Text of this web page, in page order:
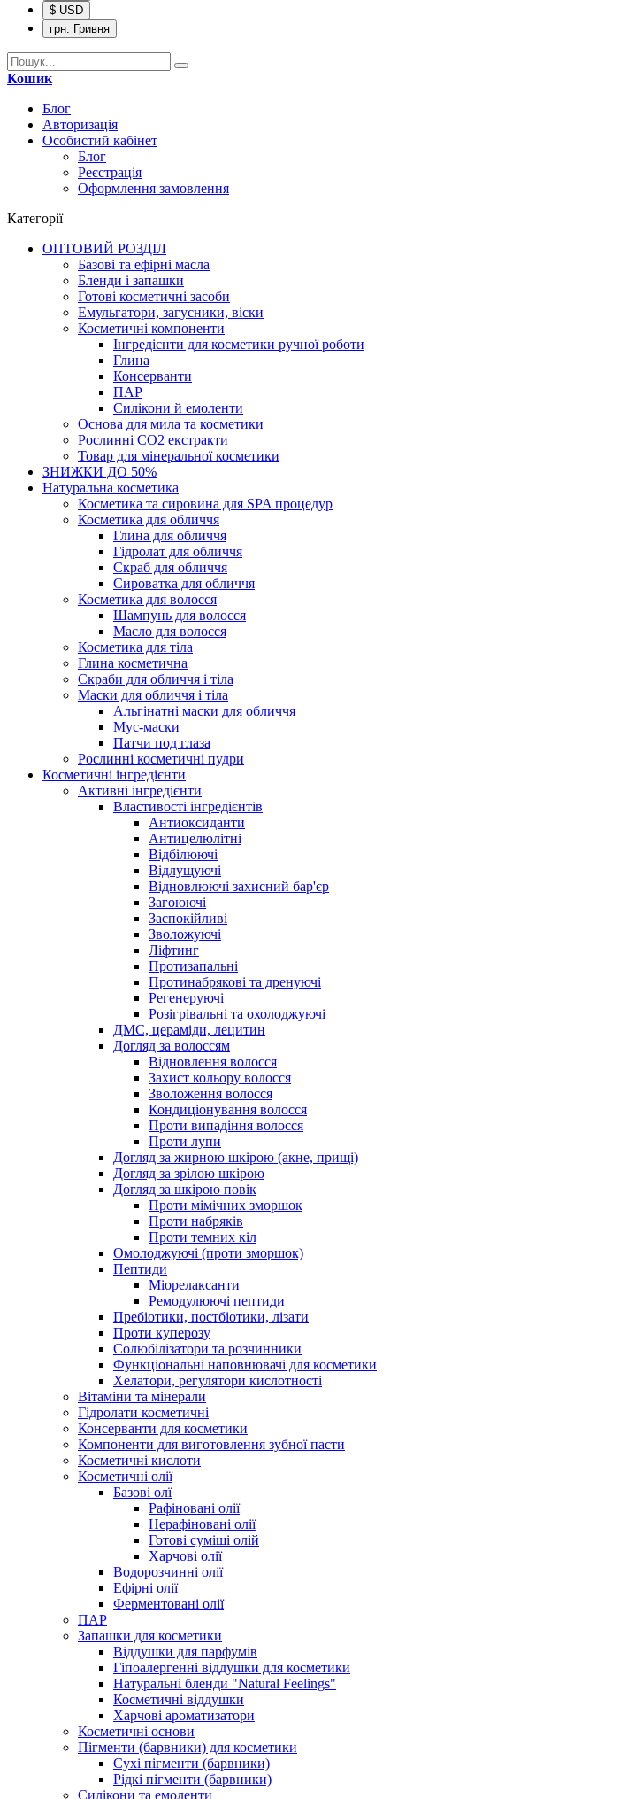
$ USD
грн. Гривня
Кошик
Блог
Авторизація
Особистий кабінет
Блог
Реєстрація
Оформлення замовлення
Категорії
ОПТОВИЙ РОЗДІЛ
Базові та ефірні масла
Бленди і запашки
Готові косметичні засоби
Емульгатори, загусники, віски
Косметичні компоненти
Інгредієнти для косметики ручної роботи
Глина
Консерванти
ПАР
Силікони й емоленти
Основа для мила та косметики
Рослинні СО2 екстракти
Товар для мінеральної косметики
ЗНИЖКИ ДО 50%
Натуральна косметика
Косметика та сировина для SPA процедур
Косметика для обличчя
Глина для обличчя
Гідролат для обличчя
Скраб для обличчя
Сироватка для обличчя
Косметика для волосся
Шампунь для волосся
Масло для волосся
Косметика для тіла
Глина косметична
Скраби для обличчя і тіла
Маски для обличчя і тіла
Альгінатні маски для обличчя
Мус-маски
Патчи под глаза
Рослинні косметичні пудри
Косметичні інгредієнти
Активні інгредієнти
Властивості інгредієнтів
Антиоксиданти
Антицелюлітні
Відбілюючі
Відлущуючі
Відновлюючі захисний бар'єр
Загоюючі
Заспокійливі
Зволожуючі
Ліфтинг
Протизапальні
Протинабрякові та дренуючі
Регенеруючі
Розігрівальні та охолоджуючі
ДМС, цераміди, лецитин
Догляд за волоссям
Відновлення волосся
Захист кольору волосся
Зволоження волосся
Кондиціонування волосся
Проти випадіння волосся
Проти лупи
Догляд за жирною шкірою (акне, прищі)
Догляд за зрілою шкірою
Догляд за шкірою повік
Проти мімічних зморшок
Проти набряків
Проти темних кіл
Омолоджуючі (проти зморшок)
Пептиди
Міорелаксанти
Ремодулюючі пептиди
Пребіотики, постбіотики, лізати
Проти куперозу
Солюбілізатори та розчинники
Функціональні наповнювачі для косметики
Хелатори, регулятори кислотності
Вітаміни та мінерали
Гідролати косметичні
Консерванти для косметики
Компоненти для виготовлення зубної пасти
Косметичні кислоти
Косметичні олії
Базові олї
Рафіновані олії
Нерафіновані олії
Готові суміші олій
Харчові олії
Водорозчинні олії
Ефірні олії
Ферментовані олії
ПАР
Запашки для косметики
Віддушки для парфумів
Гіпоалергенні віддушки для косметики
Натуральні бленди "Natural Feelings"
Косметичні віддушки
Харчові ароматизатори
Косметичні основи
Пігменти (барвники) для косметики
Сухі пігменти (барвники)
Рідкі пігменти (барвники)
Силікони та емоленти